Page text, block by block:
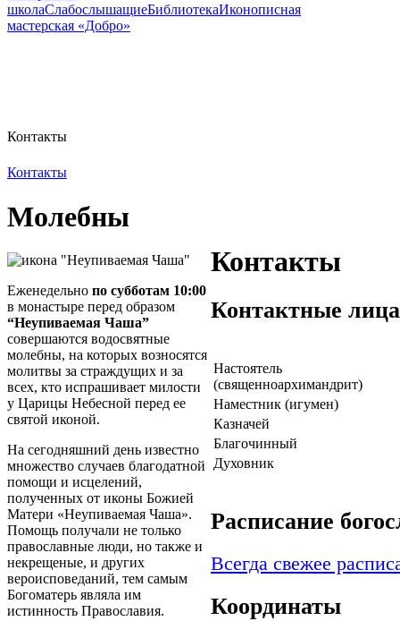
школаСлабослышащиеБиблиотекаИконописная
мастерская «Добро»
Контакты
Контакты
Молебны
Еженедельно по субботам 10:00
в монастыре перед образом
“Неупиваемая Чаша”
совершаются водосвятные
молебны, на которых возносятся
молитвы за страждущих и за
всех, кто испрашивает милости
у Царицы Небесной перед ее
святой иконой.
На сегодняшний день известно
множество случаев благодатной
помощи и исцелений,
полученных от иконы Божией
Матери «Неупиваемая Чаша».
Помощь получали не только
православные люди, но также и
некрещеные, и других
вероисповеданий, тем самым
Богоматерь являла им
истинность Православия.
Контакты
Контактные лица
Настоятель
(священноархимандрит)
Наместник (игумен)
Казначей
Благочинный
Духовник
Расписание
Всегда свежее
Координаты